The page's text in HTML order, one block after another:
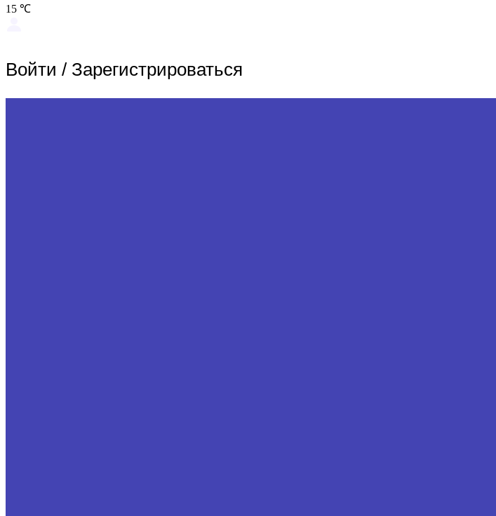
15 ℃
Войти / Зарегистрироваться